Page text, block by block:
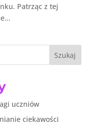
Patrząc z tej
Szukaj
uczniów
ciekawości